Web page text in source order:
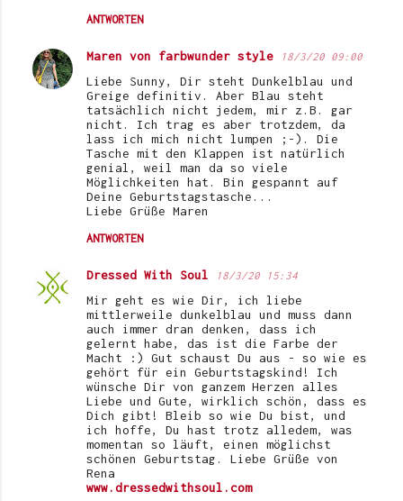
ANTWORTEN
Maren von farbwunder style 18/3/20 09:00
Liebe Sunny, Dir steht Dunkelblau und
Greige definitiv. Aber Blau steht
tatsächlich nicht jedem, mir z.B. gar
nicht. Ich trag es aber trotzdem, da
lass ich mich nicht lumpen ;-). Die
Tasche mit den Klappen ist natürlich
genial, weil man da so viele
Möglichkeiten hat. Bin gespannt auf
Deine Geburtstagstasche...
Liebe Grüße Maren
ANTWORTEN
Dressed With Soul 18/3/20 15:34
Mir geht es wie Dir, ich liebe
mittlerweile dunkelblau und muss dann
auch immer dran denken, dass ich
gelernt habe, das ist die Farbe der
Macht :) Gut schaust Du aus - so wie es
gehört für ein Geburtstagskind! Ich
wünsche Dir von ganzem Herzen alles
Liebe und Gute, wirklich schön, dass es
Dich gibt! Bleib so wie Du bist, und
ich hoffe, Du hast trotz alledem, was
momentan so läuft, einen möglichst
schönen Geburtstag. Liebe Grüße von
Rena
www.dressedwithsoul.com